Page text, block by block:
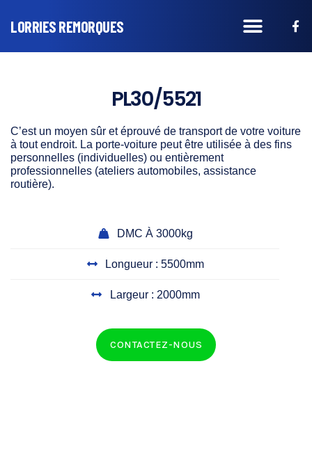
LORRIES REMORQUES
PL30/5521
C’est un moyen sûr et éprouvé de transport de votre voiture
à tout endroit. La porte-voiture peut être utilisée à des fins
personnelles (individuelles) ou entièrement
professionnelles (ateliers automobiles, assistance
routière).
DMC À 3000kg
Longueur : 5500mm
Largeur : 2000mm
CONTACTEZ-NOUS